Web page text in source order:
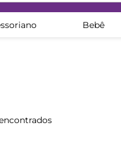
Bebê